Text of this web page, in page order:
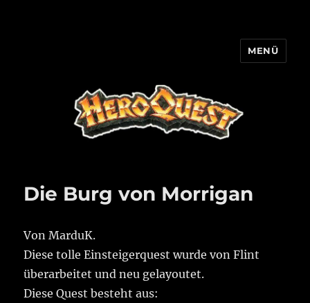
MENÜ
Die Burg von Morrigan
Von MarduK.
Diese tolle Einsteigerquest wurde von Flint
überarbeitet und neu gelayoutet.
Diese Quest besteht aus: